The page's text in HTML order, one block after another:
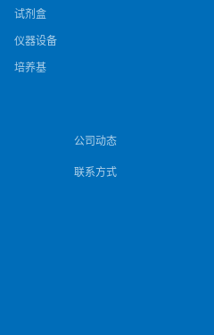
试剂盒
仪器设备
培养基
公司动态
联系方式